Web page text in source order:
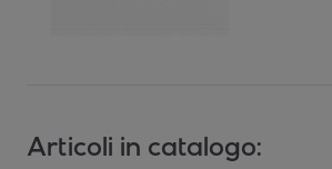
Articoli in catalogo: